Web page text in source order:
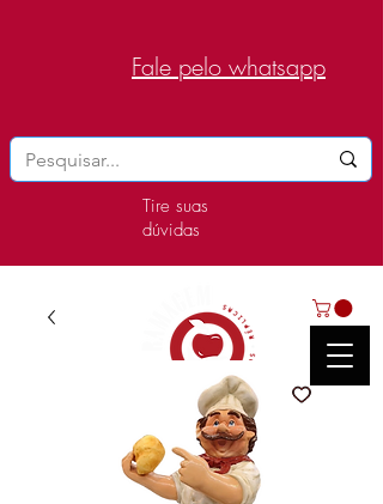
Fale pelo whatsapp
Tire suas
dúvidas